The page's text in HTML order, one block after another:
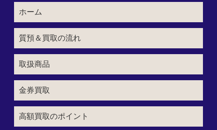
ホーム
質預＆買取の流れ
取扱商品
金券買取
高額買取のポイント